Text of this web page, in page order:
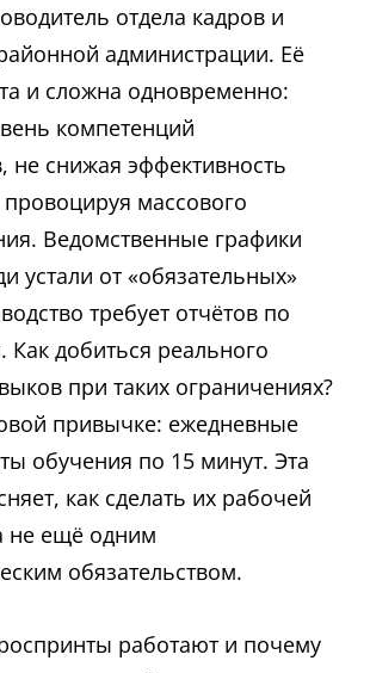
отдела кадров и
администрации. Её
и сложна одновременно:
компетенций
не снижая эффективность
массового
Ведомственные графики
устали от «обязательных»
требует отчётов по
Как добиться реального
при таких ограничениях?
привычке: ежедневные
обучения по 15 минут. Эта
как сделать их рабочей
не ещё одним
обязательством.
работают и почему